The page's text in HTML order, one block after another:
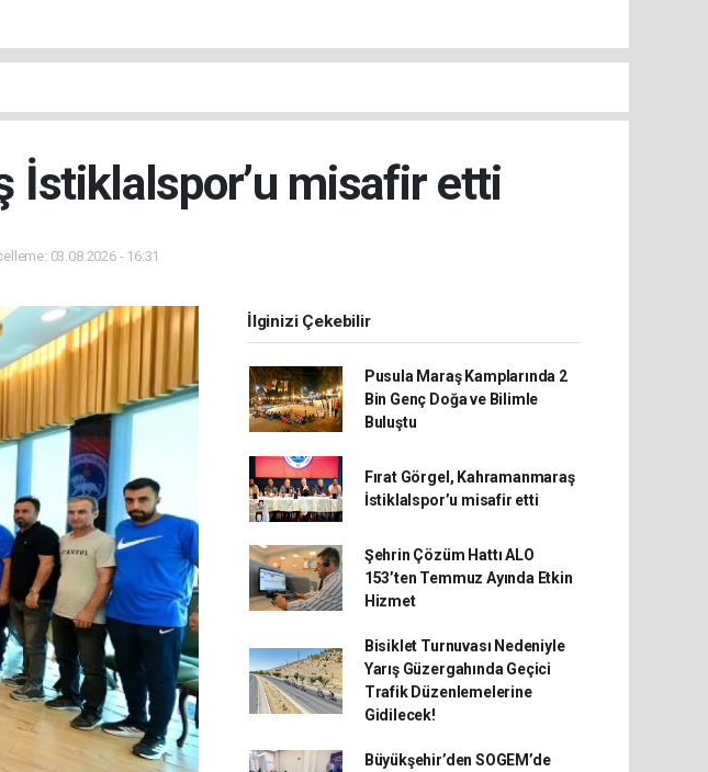
İstiklalspor’u misafir etti
03.08.2026 - 16:31
İlginizi Çekebilir
Pusula Maraş Kamplarında 2
Bin Genç Doğa ve Bilimle
Buluştu
Fırat Görgel, Kahramanmaraş
İstiklalspor’u misafir etti
Şehrin Çözüm Hattı ALO
153’ten Temmuz Ayında Etkin
Hizmet
Bisiklet Turnuvası Nedeniyle
Yarış Güzergahında Geçici
Trafik Düzenlemelerine
Gidilecek!
Büyükşehir’den SOGEM’de